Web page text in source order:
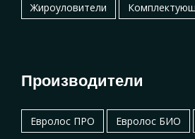
Жироуловители
Производители
Евролос ПРО Евролос БИО